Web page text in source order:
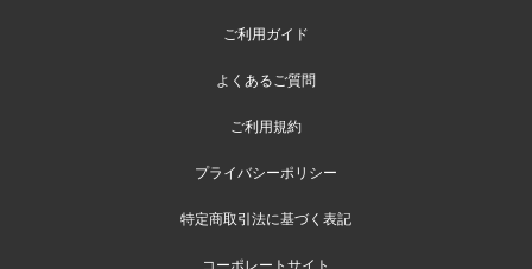
ご利用ガイド
よくあるご質問
ご利用規約
プライバシーポリシー
特定商取引法に基づく表記
コーポレートサイト